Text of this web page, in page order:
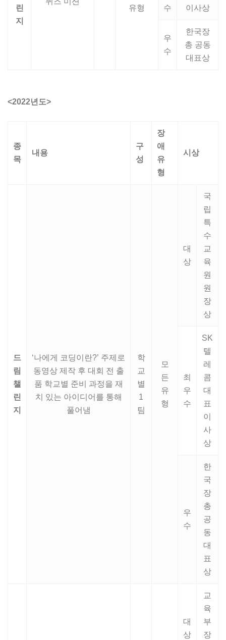
린
지
유형 수 이사상
우
수
한국장
총 공동
대표상
<2022년도>
종
목
내용
구
성
장
애
유
형
시상
드
림
챌
린
지
‘나에게 코딩이란?’ 주제로
동영상 제작 후 대회 전 출
품 학교별 준비 과정을 재
치 있는 아이디어를 통해
풀어냄
학
교
별
1
팀
모
든
유
형
대
상
국
립
특
수
교
육
원
원
장
상
최
우
수
SK
텔
레
콤
대
표
이
사
상
우
수
한
국
장
총
공
동
대
표
상
대
상
교
육
부
장